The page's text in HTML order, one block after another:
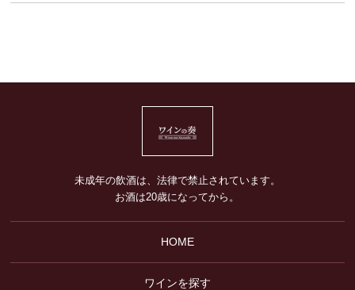
未成年の飲酒は、法律で禁止されています。
お酒は20歳になってから。
HOME
ワインを探す